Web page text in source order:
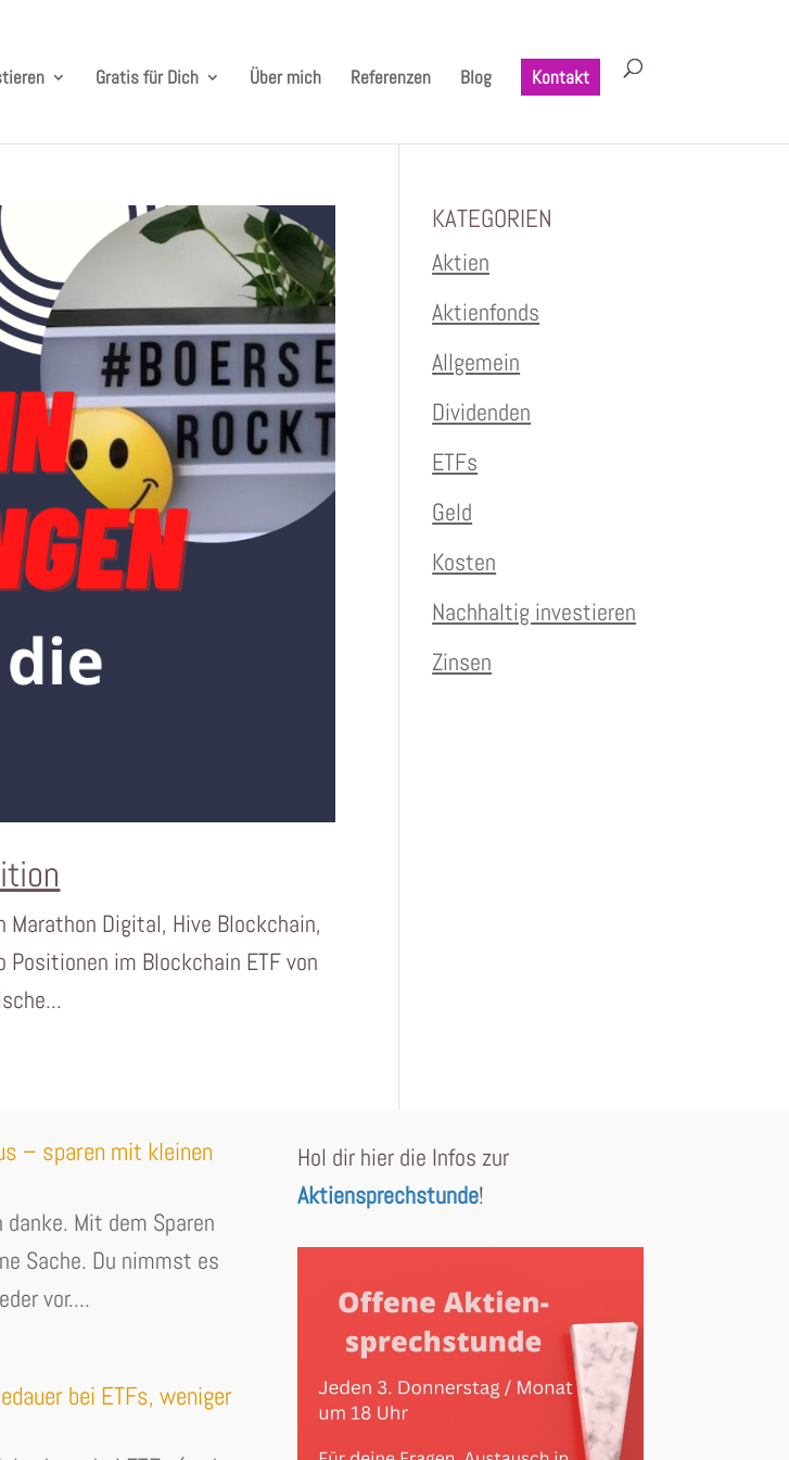
Gratis für Dich Über mich Referenzen Blog Kontakt
Digital, Hive Blockchain,
im Blockchain ETF von
KATEGORIEN
Aktien
Aktienfonds
Allgemein
Dividenden
ETFs
Geld
Kosten
Nachhaltig investieren
Zinsen
– sparen mit kleinen
danke. Mit dem Sparen
Sache. Du nimmst es
vor....
bei ETFs, weniger
Hol dir hier die Infos zur
Aktiensprechstunde!